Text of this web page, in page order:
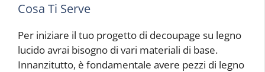
Cosa Ti Serve
Per iniziare il tuo progetto di decoupage su legno
lucido avrai bisogno di vari materiali di base.
Innanzitutto, è fondamentale avere pezzi di legno